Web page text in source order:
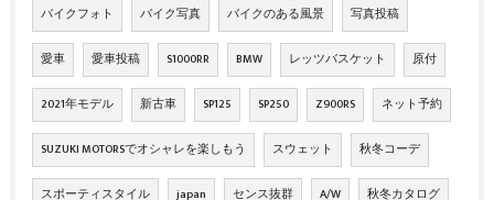
バイクフォト バイク写真 バイクのある風景 写真投稿
愛車 愛車投稿 S1000RR BMW レッツバスケット 原付
2021年モデル 新古車 SP125 SP250 Z900RS ネット予約
SUZUKI MOTORSでオシャレを楽しもう スウェット 秋冬コーデ
スポーティスタイル japan センス抜群 A/W 秋冬カタログ